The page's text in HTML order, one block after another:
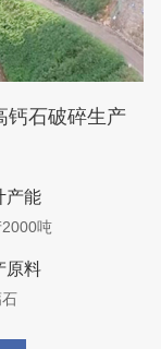
钙石破碎生产
产能
2000吨
原料